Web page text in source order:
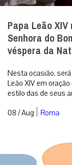
Papa Leão
Senhora do
véspera da
Nesta ocasião,
Leão XIV em
estilo das de seus
08 / Aug | Roma